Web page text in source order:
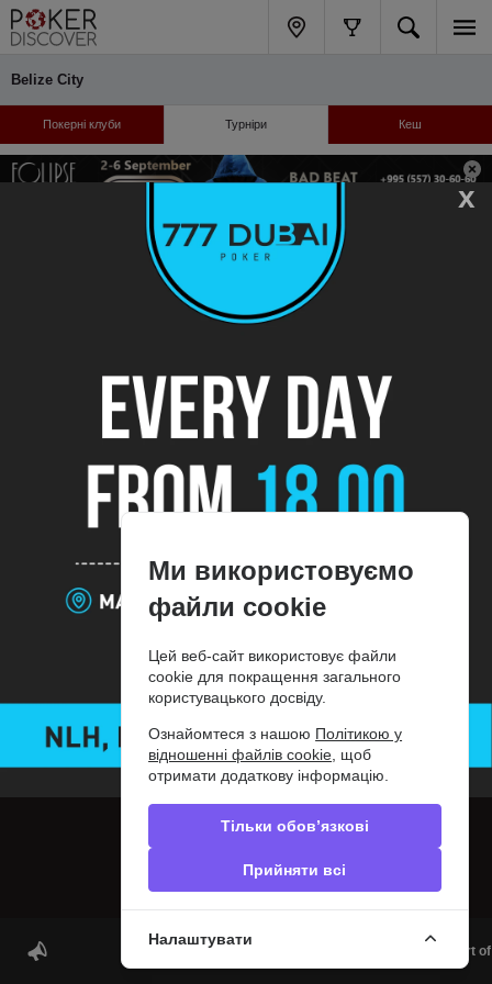
x
Belize City
Покерні клуби Турніри Кеш
Відібратися онлайн: бай-іни, готелі, логістика
Турніри не знайдені
FAQ
Контакти
Слідкуйте за нами
© 2012-2026 PokerDiscover.com. Всі права захищені.
PokerDiscover.com не є організатором ігор. Сайт призначений виключно для
інформаційних цілей. 18+
777 DUBAI POKER | Daily Poker games in the heart
Ми використовуємо
файли cookie
Цей веб-сайт використовує файли
cookie для покращення загального
користувацького досвіду.
Ознайомтеся з нашою Політикою у
відношенні файлів cookie, щоб
отримати додаткову інформацію.
Тільки обов’язкові
Прийняти всі
Налаштувати